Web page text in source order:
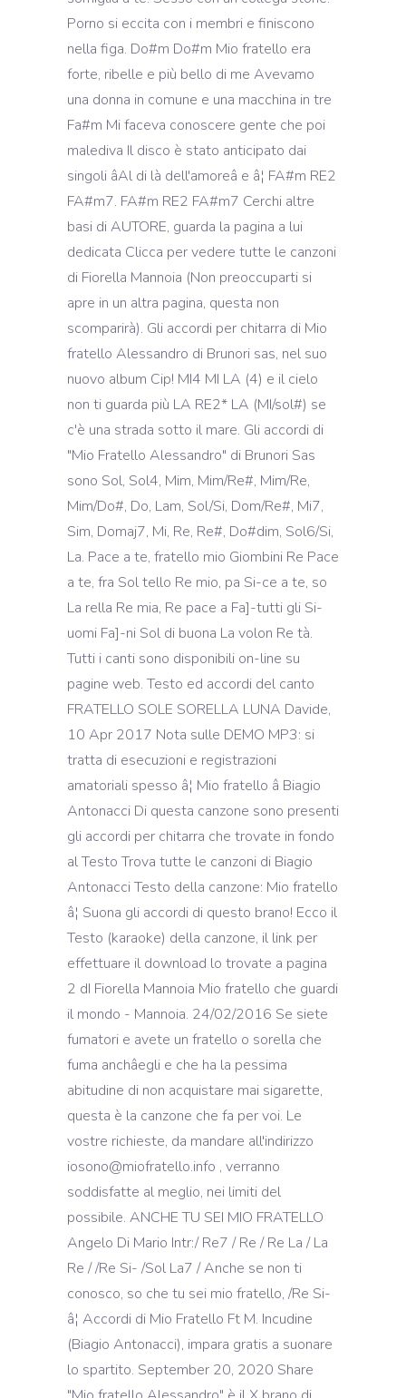
Porno si eccita con i membri e finiscono
nella figa. Do#m Do#m Mio fratello era
forte, ribelle e più bello di me Avevamo
una donna in comune e una macchina in tre
Fa#m Mi faceva conoscere gente che poi
malediva Il disco è stato anticipato dai
singoli âAl di là dell'amoreâ e â¦ FA#m RE2
FA#m7. FA#m RE2 FA#m7 Cerchi altre
basi di AUTORE, guarda la pagina a lui
dedicata Clicca per vedere tutte le canzoni
di Fiorella Mannoia (Non preoccuparti si
apre in un altra pagina, questa non
scomparirà). Gli accordi per chitarra di Mio
fratello Alessandro di Brunori sas, nel suo
nuovo album Cip! MI4 MI LA (4) e il cielo
non ti guarda più LA RE2* LA (MI/sol#) se
c'è una strada sotto il mare. Gli accordi di
"Mio Fratello Alessandro" di Brunori Sas
sono Sol, Sol4, Mim, Mim/Re#, Mim/Re,
Mim/Do#, Do, Lam, Sol/Si, Dom/Re#, Mi7,
Sim, Domaj7, Mi, Re, Re#, Do#dim, Sol6/Si,
La. Pace a te, fratello mio Giombini Re Pace
a te, fra Sol tello Re mio, pa Si-ce a te, so
La rella Re mia, Re pace a Fa]-tutti gli Si-
uomi Fa]-ni Sol di buona La volon Re tà.
Tutti i canti sono disponibili on-line su
pagine web. Testo ed accordi del canto
FRATELLO SOLE SORELLA LUNA Davide,
10 Apr 2017 Nota sulle DEMO MP3: si
tratta di esecuzioni e registrazioni
amatoriali spesso â¦ Mio fratello â Biagio
Antonacci Di questa canzone sono presenti
gli accordi per chitarra che trovate in fondo
al Testo Trova tutte le canzoni di Biagio
Antonacci Testo della canzone: Mio fratello
â¦ Suona gli accordi di questo brano! Ecco il
Testo (karaoke) della canzone, il link per
effettuare il download lo trovate a pagina
2 dI Fiorella Mannoia Mio fratello che guardi
il mondo - Mannoia. 24/02/2016 Se siete
fumatori e avete un fratello o sorella che
fuma anchâegli e che ha la pessima
abitudine di non acquistare mai sigarette,
questa è la canzone che fa per voi. Le
vostre richieste, da mandare all'indirizzo
iosono@miofratello.info , verranno
soddisfatte al meglio, nei limiti del
possibile. ANCHE TU SEI MIO FRATELLO
Angelo Di Mario Intr:/ Re7 / Re / Re La / La
Re / /Re Si- /Sol La7 / Anche se non ti
conosco, so che tu sei mio fratello, /Re Si-
â¦ Accordi di Mio Fratello Ft M. Incudine
(Biagio Antonacci), impara gratis a suonare
lo spartito. September 20, 2020 Share